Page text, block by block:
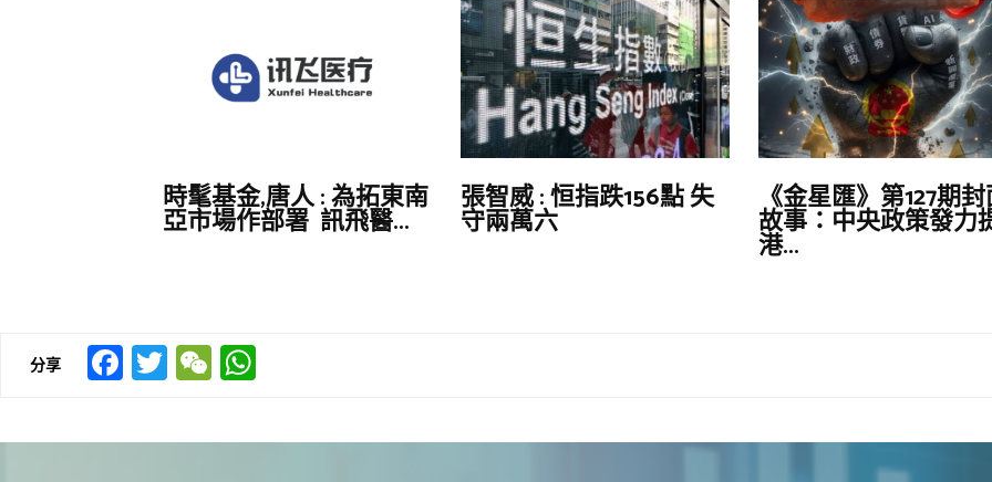
時髦基金,唐人 : 為拓東南
亞市場作部署 訊飛醫...
張智威 : 恒指跌156點 失
守兩萬六
《金星匯》第127期
故事：中央政策發力
港...
分享 Facebook
TwitterWeChat